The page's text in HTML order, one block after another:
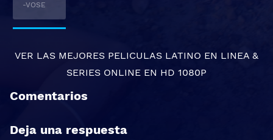
-VOSE
VER LAS MEJORES PELICULAS LATINO EN LINEA &
SERIES ONLINE EN HD 1080P
Comentarios
Deja una respuesta